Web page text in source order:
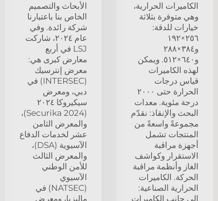
الكاميرات الحرارية،
وهي متوفرة بثلاثة
خيارات للدقة:
٢٥٦×١٩٢
و٣٨٤×٢٨٨
و٦٤٠×٥١٢. ويمكن
لهذه الكاميرات
قياس درجات
الحرارة حتى ٢٠٠٠
درجة مئوية. معدات
البحث والإنقاذ: نقدّم
مجموعةً واسعةً من
المنتجات تشمل
أجهزة مراقبة
الاستقرار وكواشف
الغاز وأنظمة مراقبة
الحركة. الكاميرات
الحرارية الصناعية:
إلى جانب الكاميرات
الأبحاث والتصميم
الخاص بنا باعتبارنا
شركة رائدة. وفي
عام ٢٠٢٤، شاركت
LSJ في أربع
معارض كبرى هي:
معرض إنترسيك
(INTERSEC) في
دبي، ومعرض
سيكيروكا ٢٠٢٤
(Securika 2024)،
والمعرض الثامن
عشر لخدمات الدفاع
الآسيوية (DSA)،
والمعرض الثالث
للأمن الوطني
الآسيوي
(NATSEC) في
ماليزيا، ومعرض